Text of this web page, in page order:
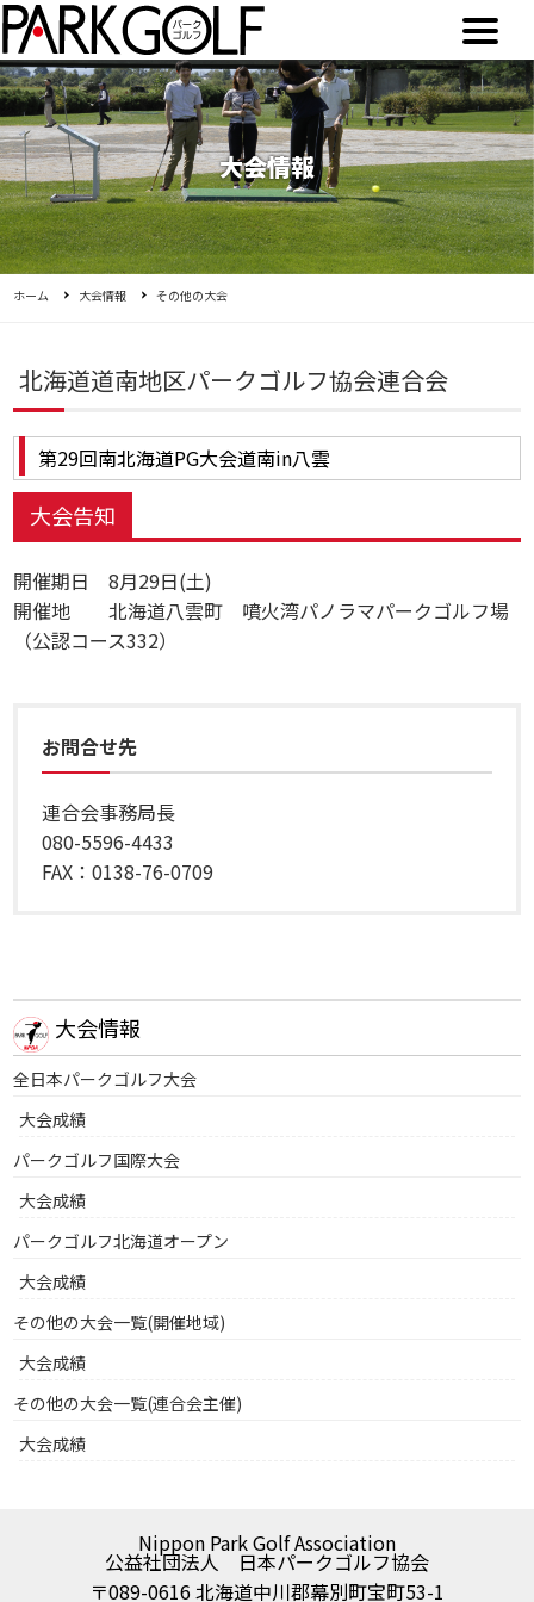
大会情報
ホーム 大会情報 その他の大会
大会情報
全日本パークゴルフ大会
大会成績
パークゴルフ国際大会
大会成績
パークゴルフ北海道オープン
大会成績
その他の大会一覧(開催地域)
大会成績
その他の大会一覧(連合会主催)
大会成績
北海道道南地区パークゴルフ協会連合会
第29回南北海道PG大会道南in八雲
大会告知
開催期日 8月29日(土)
開催地 北海道八雲町 噴火湾パノラマパークゴルフ場
（公認コース332）
お問合せ先
連合会事務局長
080-5596-4433
FAX：0138-76-0709
Nippon Park Golf Association
公益社団法人 日本パークゴルフ協会
〒089-0616 北海道中川郡幕別町宝町53-1